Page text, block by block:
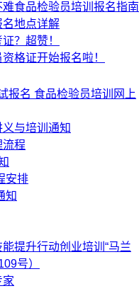
食品检验员培训报名指南
地点详解
？超赞！
格证开始报名啦！
报名 食品检验员培训网上
与培训通知
程
安排
知
提升行动创业培训“马兰
号）
家